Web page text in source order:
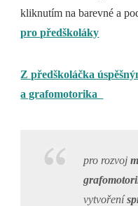
kliknutím na barevné a
pro předškoláky
Z předškoláčka
a grafomotorika
pro rozvoj
vytvoření